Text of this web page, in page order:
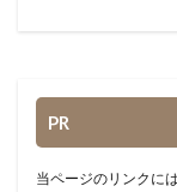
PR
当ページのリンクに